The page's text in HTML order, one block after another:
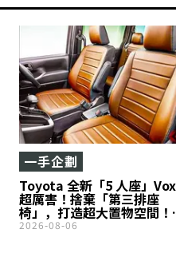
Toyota 全新「5 人座」
超厲害！捨棄「第三排座
椅」，打造超大置物空間！
明是 Minivan，卻採用「5 人
一手企劃
2026-08-06